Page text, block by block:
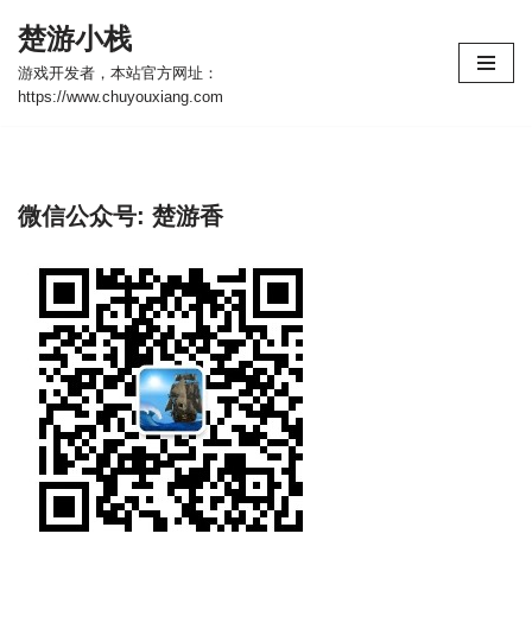
跳
至
楚游小栈
游戏开发者，本站官方网址：
https://www.chuyouxiang.com
微信公众号: 楚游香